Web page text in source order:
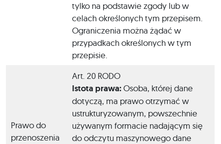
tylko na podstawie zgody lub w
celach określonych tym przepisem.
Ograniczenia można żądać w
przypadkach określonych w tym
przepisie.
Prawo do
przenoszenia
Art. 20 RODO
Istota prawa:Osoba, której dane
dotyczą, ma prawo otrzymać w
ustrukturyzowanym, powszechnie
używanym formacie nadającym się
do odczytu maszynowego dane